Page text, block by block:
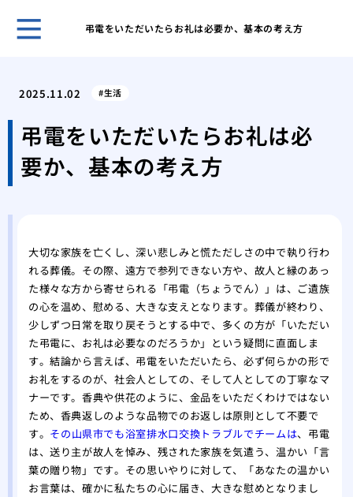
弔電をいただいたらお礼は必要か、基本の考え方
ご
身
御
2025.11.02 生活
弔電をいただいたらお礼は必
要か、基本の考え方
大切な家族を亡くし、深い悲しみと慌ただしさの中で執り行わ
れる葬儀。その際、遠方で参列できない方や、故人と縁のあっ
た様々な方から寄せられる「弔電（ちょうでん）」は、ご遺族
の心を温め、慰める、大きな支えとなります。葬儀が終わり、
少しずつ日常を取り戻そうとする中で、多くの方が「いただい
た弔電に、お礼は必要なのだろうか」という疑問に直面しま
す。結論から言えば、弔電をいただいたら、必ず何らかの形で
お礼をするのが、社会人としての、そして人としての丁寧なマ
ナーです。香典や供花のように、金品をいただくわけではない
ため、香典返しのような品物でのお返しは原則として不要で
す。 その山県市でも浴室排水口交換トラブルでチームは、弔電
は、送り主が故人を悼み、残された家族を気遣う、温かい「言
葉の贈り物」です。その思いやりに対して、「あなたの温かい
お言葉は、確かに私たちの心に届き、大きな慰めとなりまし